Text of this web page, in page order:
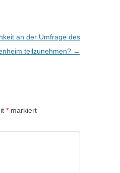
an der Umfrage des
teilzunehmen? →
* markiert